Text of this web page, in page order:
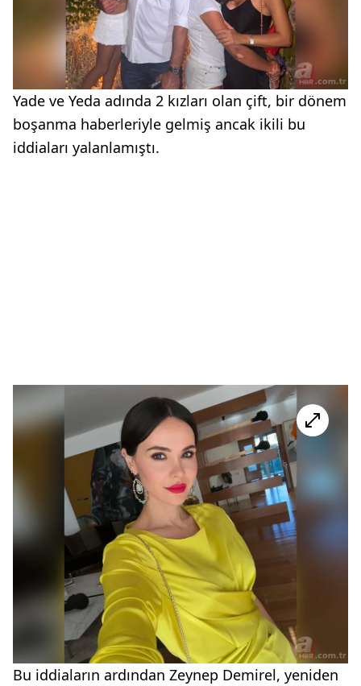
Yade ve Yeda adında 2 kızları olan çift, bir dönem
boşanma haberleriyle gelmiş ancak ikili bu
iddiaları yalanlamıştı.
Bu iddiaların ardından Zeynep Demirel, yeniden